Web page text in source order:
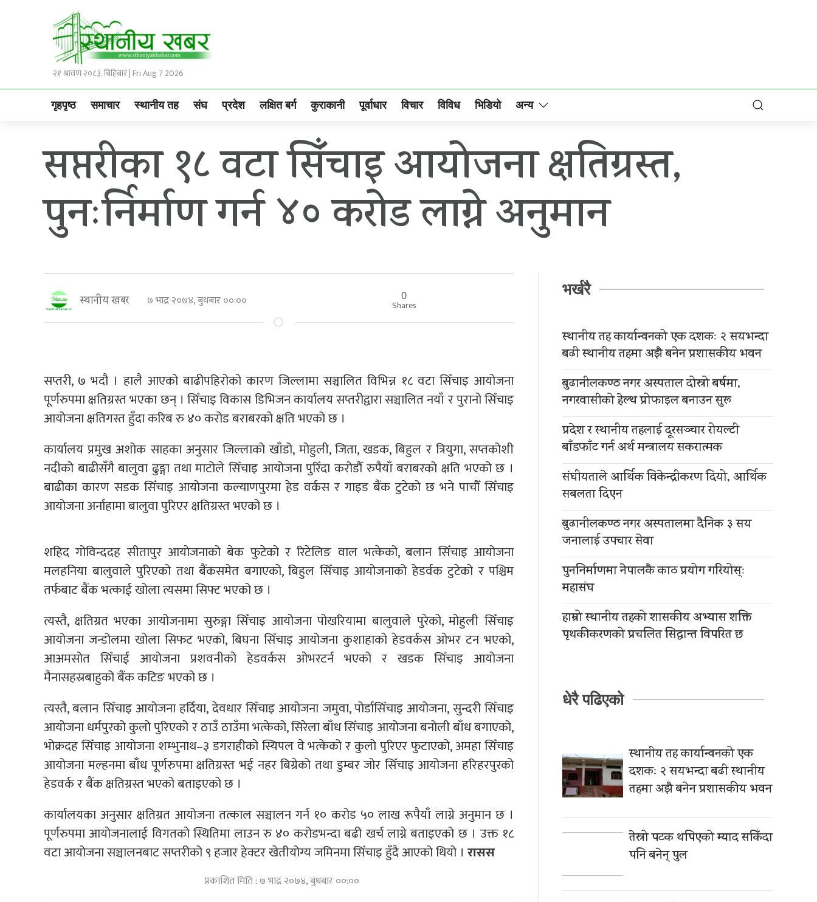
२१ श्रावण २०८३, बिहिबार | Fri Aug 7 2026
गृहपृष्ठ समाचार स्थानीय तह संघ प्रदेश लक्षित बर्ग कुराकानी पूर्वाधार विचार विविध भिडियो अन्य
सप्तरीका १८ वटा सिँचाइ आयोजना क्षतिग्रस्त,
पुनःर्निर्माण गर्न ४० कराेड लाग्ने अनुमान
स्थानीय खबर ७ भाद्र २०७४, बुधबार ००:०० 0
Shares
सप्तरी, ७ भदौ । हालै आएको बाढीपहिरोको कारण जिल्लामा सञ्चालित विभिन्न १८ वटा सिँचाइ आयोजना
पूर्णरुपमा क्षतिग्रस्त भएका छन् । सिँचाइ विकास डिभिजन कार्यालय सप्तरीद्वारा सञ्चालित नयाँ र पुरानो सिँचाइ
आयोजना क्षतिगस्त हुँदा करिब रु ४० करोड बराबरको क्षति भएको छ ।
कार्यालय प्रमुख अशोक साहका अनुसार जिल्लाको खाँडो, मोहुली, जिता, खडक, बिहुल र त्रियुगा, सप्तकोशी
नदीको बाढीसँगै बालुवा ढुङ्गा तथा माटोले सिँचाइ आयोजना पुरिँदा करोडौँ रुपैयाँ बराबरको क्षति भएको छ ।
बाढीका कारण सडक सिँचाइ आयोजना कल्याणपुरमा हेड वर्कस र गाइड बैंक टुटेको छ भने पाचौँ सिँचाइ
आयोजना अर्नाहामा बालुवा पुरिएर क्षतिग्रस्त भएको छ ।
शहिद गोविन्ददह सीतापुर आयोजनाको बेक फुटेको र रिटेलिङ वाल भत्केको, बलान सिँचाइ आयोजना
मलहनिया बालुवाले पुरिएको तथा बैंकसमेत बगाएको, बिहुल सिँचाइ आयोजनाको हेडर्वक टुटेको र पश्चिम
तर्फबाट बैंक भत्काई खोला त्यसमा सिफ्ट भएको छ ।
त्यस्तै, क्षतिग्रत भएका आयोजनामा सुरुङ्गा सिँचाइ आयोजना पोखरियामा बालुवाले पुरेको, मोहुली सिँचाइ
आयोजना जन्डोलमा खोला सिफट भएको, बिघना सिँचाइ आयोजना कुशाहाको हेडवर्कस ओभर टन भएको,
आअमसोत सिँचाई आयोजना प्रशवनीको हेडवर्कस ओभरटर्न भएको र खडक सिँचाइ आयोजना
मैनासहस्रबाहुको बैंक कटिङ भएको छ ।
त्यस्तै, बलान सिँचाइ आयोजना हर्दिया, देवधार सिँचाइ आयोजना जमुवा, पोर्डासिँचाइ आयोजना, सुन्दरी सिँचाइ
आयोजना धर्मपुरको कुलो पुरिएको र ठाउँ ठाउँमा भत्केको, सिरेला बाँध सिँचाइ आयोजना बनोली बाँध बगाएको,
भोक्रदह सिँचाइ आयोजना शम्भुनाथ–३ डगराहीको स्यिपल वे भत्केको र कुलो पुरिएर फुटाएको, अमहा सिँचाइ
आयोजना मल्हनमा बाँध पूर्णरुपमा क्षतिग्रस्त भई नहर बिग्रेको तथा डुम्बर जोर सिँचाइ आयोजना हरिहरपुरको
हेडवर्क र बैंक क्षतिग्रस्त भएको बताइएको छ ।
कार्यालयका अनुसार क्षतिग्रत आयोजना तत्काल सञ्चालन गर्न १० करोड ५० लाख रूपैयाँ लाग्ने अनुमान छ ।
पूर्णरुपमा आयोजनालाई विगतको स्थितिमा लाउन रु ४० करोडभन्दा बढी खर्च लाग्ने बताइएको छ । उक्त १८
वटा आयोजना सञ्चालनबाट सप्तरीको ९ हजार हेक्टर खेतीयोग्य जमिनमा सिँचाइ हुँदै आएको थियो । रासस
प्रकाशित मिति : ७ भाद्र २०७४, बुधबार ००:००
भर्खरै
स्थानीय तह कार्यान्वनको एक दशकः २ सयभन्दा
बढी स्थानीय तहमा अझै बनेन प्रशासकीय भवन
बुढानीलकण्ठ नगर अस्पताल दोस्रो बर्षमा,
नगरवासीको हेल्थ प्रोफाइल बनाउन सुरू
प्रदेश र स्थानीय तहलाई दूरसञ्चार रोयल्टी
बाँडफाँट गर्न अर्थ मन्त्रालय सकरात्मक
संघीयताले आर्थिक विकेन्द्रीकरण दियो, आर्थिक
सबलता दिएन
बुढानीलकण्ठ नगर अस्पतालमा दैनिक ३ सय
जनालाई उपचार सेवा
पुननिर्माणमा नेपालकै काठ प्रयोग गरियोस्ः
महासंघ
हाम्रो स्थानीय तहको शासकीय अभ्यास शक्ति
पृथकीकरणको प्रचलित सिद्धान्त विपरित छ
धेरै पढिएको
स्थानीय तह कार्यान्वनको एक
दशकः २ सयभन्दा बढी स्थानीय
तहमा अझै बनेन प्रशासकीय भवन
तेस्रो पटक थपिएको म्याद सकिँदा
पनि बनेन् पुल